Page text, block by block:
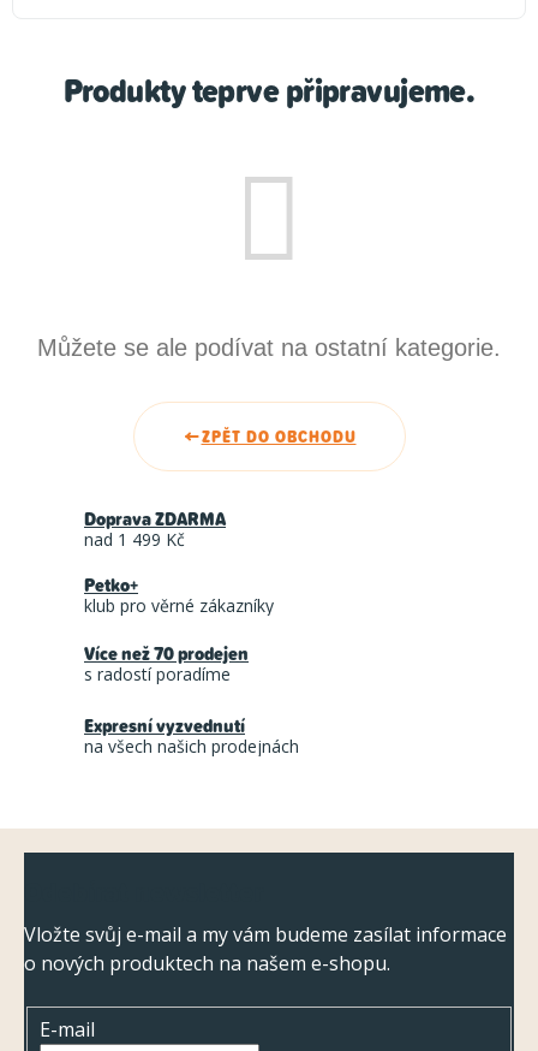
Produkty teprve připravujeme.
Můžete se ale podívat na ostatní kategorie.
ZPĚT DO OBCHODU
Doprava ZDARMA
nad 1 499 Kč
Petko+
klub pro věrné zákazníky
Více než 70 prodejen
s radostí poradíme
Expresní vyzvednutí
na všech našich prodejnách
Vložte svůj e-mail a my vám budeme zasílat informace
o nových produktech na našem e-shopu.
E-mail